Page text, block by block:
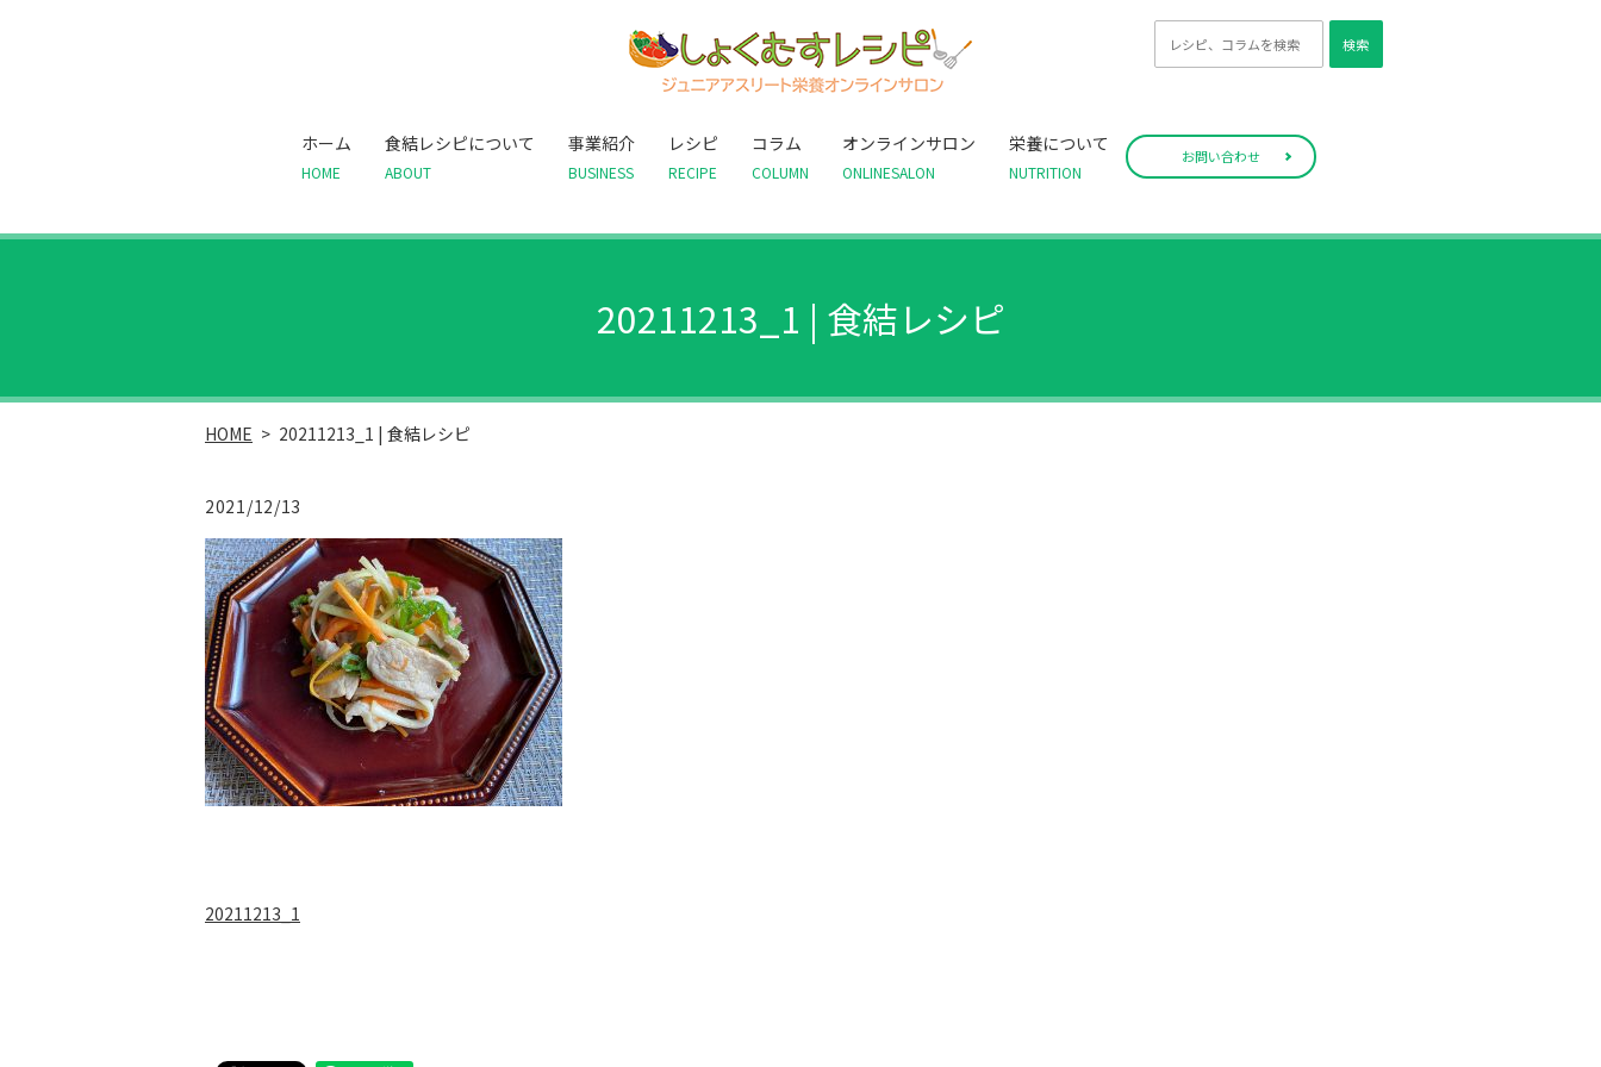
ホーム
HOME
食結レシピについて
ABOUT
事業紹介
BUSINESS
レシピ
RECIPE
コラム
COLUMN
オンラインサロン
ONLINESALON
栄養について
NUTRITION
検索
お問い合わせ
20211213_1 | 食結レシピ
HOME 20211213_1 | 食結レシピ
2021/12/13
20211213_1